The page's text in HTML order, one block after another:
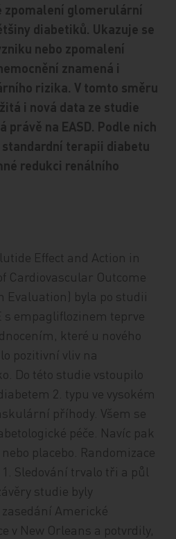
zpomalení glomerulární
diabetiků. Ukazuje se
nebo zpomalení
znamená i
rizika. V tomto směru
i nová data ze studie
právě na EASD. Podle nich
terapii diabetu
redukci renálního
Effect and Action in
Cardiovascular Outcome
Evaluation) byla po studii
s empagliflozinem teprve
které u nového
pozitivní vliv na
Do této studie vstoupilo
2. typu ve vysokém
příhody. Všem se
péče. Navíc pak
placebo. Randomizace
Sledování trvalo tři a půl
studie byly
Americké
v New Orleans a potvrdily,